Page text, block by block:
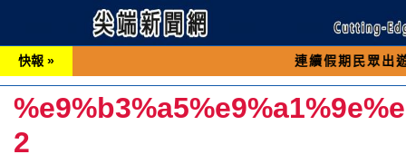
快報 » 連續假期民眾出遊可先撥打
2